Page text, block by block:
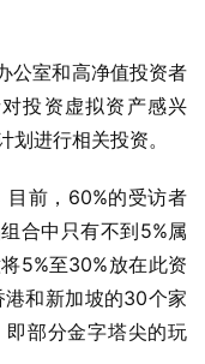
公室和高净值投资者
投资虚拟资产感兴
进行相关投资。
目前，60%的受访者
合中只有不到5%属
5%至30%放在此资
和新加坡的30个家
部分金字塔尖的玩